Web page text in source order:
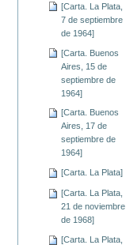
[Carta. La Plata,
7 de septiembre
de 1964]
[Carta. Buenos
Aires, 15 de
septiembre de
1964]
[Carta. Buenos
Aires, 17 de
septiembre de
1964]
[Carta. La Plata]
[Carta. La Plata,
21 de noviembre
de 1968]
[Carta. La Plata,